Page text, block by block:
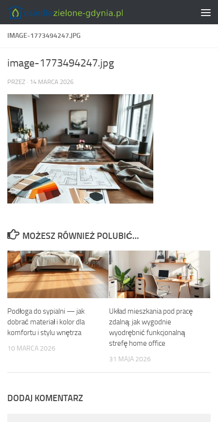
Skip to content
IMAGE-1773494247.JPG
image-1773494247.jpg
PRZEZ · 14 MARCA 2026
MOŻESZ RÓWNIEŻ POLUBIĆ…
Podłoga do sypialni — jak
dobrać materiał i kolor dla
komfortu i stylu wnętrza
10 MARCA 2026
Układ mieszkania pod pracę
zdalną: jak wygodnie
wyodrębnić funkcjonalną
strefę home office
31 MAJA 2026
DODAJ KOMENTARZ